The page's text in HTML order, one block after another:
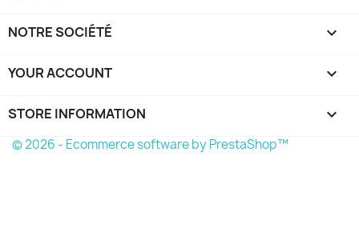
NOTRE SOCIÉTÉ 
YOUR ACCOUNT 
STORE INFORMATION keyboard_arrow_down
© 2026 - Ecommerce software by PrestaShop™